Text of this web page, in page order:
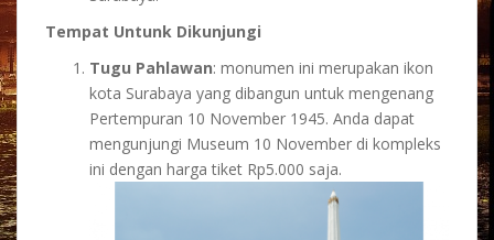
Tempat Untunk Dikunjungi
Tugu Pahlawan: monumen ini merupakan ikon
kota Surabaya yang dibangun untuk mengenang
Pertempuran 10 November 1945. Anda dapat
mengunjungi Museum 10 November di kompleks
ini dengan harga tiket Rp5.000 saja.